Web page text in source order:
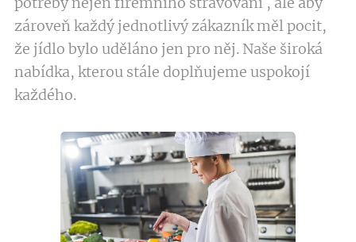
zároveň každý jednotlivý zákazník měl pocit,
že jídlo bylo uděláno jen pro něj. Naše široká
nabídka, kterou stále doplňujeme uspokojí
každého.